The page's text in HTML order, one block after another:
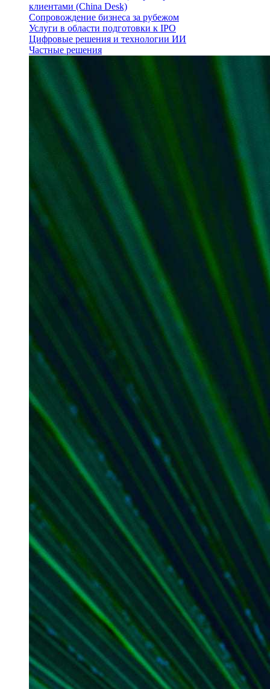
клиентами (China Desk)
Сопровождение бизнеса за рубежом
Услуги в области подготовки к IPO
Цифровые решения и технологии ИИ
Частные решения